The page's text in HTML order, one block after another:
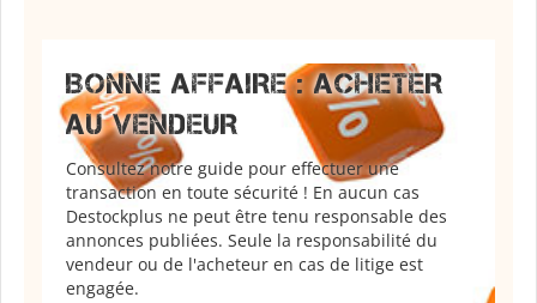
BONNE AFFAIRE : ACHETER
AU VENDEUR
Consultez notre guide pour effectuer une
transaction en toute sécurité ! En aucun cas
Destockplus ne peut être tenu responsable des
annonces publiées. Seule la responsabilité du
vendeur ou de l'acheteur en cas de litige est
engagée.